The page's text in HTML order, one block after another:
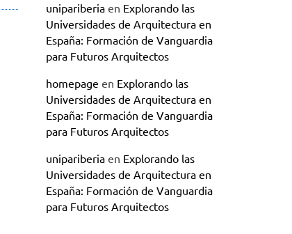
unipariberiaen Explorando las
Universidades de Arquitectura en
España: Formación de Vanguardia
para Futuros Arquitectos
homepage en Explorando las
Universidades de Arquitectura en
España: Formación de Vanguardia
para Futuros Arquitectos
unipariberiaen Explorando las
Universidades de Arquitectura en
España: Formación de Vanguardia
para Futuros Arquitectos